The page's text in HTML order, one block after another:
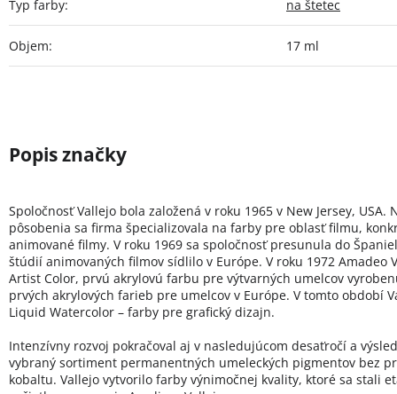
Typ farby: na štetec
Objem: 17 ml
Spoločnosť Vallejo bola založená v roku 1965 v New Jersey, USA.
pôsobenia sa firma špecializovala na farby pre oblasť filmu,
animované filmy. V roku 1969 sa spoločnosť presunula do
štúdií animovaných filmov sídlilo v Európe. V roku 1972 Amadeo
Artist Color, prvú akrylovú farbu pre výtvarných umelcov
prvých akrylových farieb pre umelcov v Európe. V tomto období
Liquid Watercolor – farby pre grafický dizajn.
Intenzívny rozvoj pokračoval aj v nasledujúcom desaťročí a
vybraný sortiment permanentných umeleckých pigmentov bez
kobaltu. Vallejo vytvorilo farby výnimočnej kvality, ktoré sa stali